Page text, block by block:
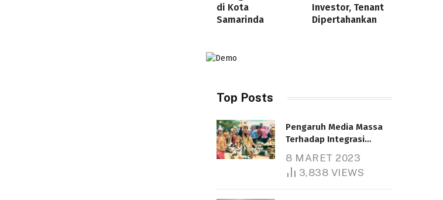
di Kota
Samarinda
Investor, Tenant
Dipertahankan
Top Posts
Pengaruh Media Massa
Terhadap Integrasi
8 MARET 2023
3,838 VIEWS